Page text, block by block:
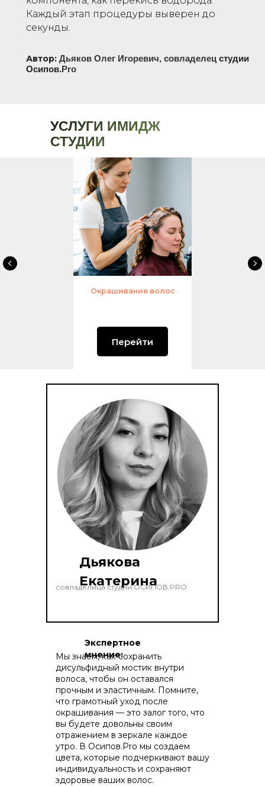
Каждый этап процедуры выверен до
секунды.
Автор: Дьяков Олег Игоревич, совладелец студии
Осипов.Pro
УСЛУГИ ИМИДЖ
СТУДИИ
Окрашивание волос
Перейти
совладелица студии ОСИПОВ.PRO
Дьякова
Екатерина
Мы знаем, как сохранить
дисульфидный мостик внутри
волоса, чтобы он оставался
прочным и эластичным. Помните,
что грамотный уход после
окрашивания — это залог того, что
вы будете довольны своим
отражением в зеркале каждое
утро. В Осипов.Pro мы создаем
цвета, которые подчеркивают вашу
индивидуальность и сохраняют
здоровье ваших волос.
Экспертное
мнение: